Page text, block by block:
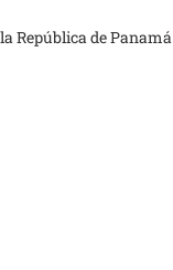
República de Panamá